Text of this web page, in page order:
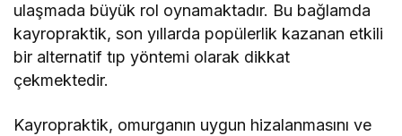
ulaşmada büyük rol oynamaktadır. Bu bağlamda
kayropraktik, son yıllarda popülerlik kazanan etkili
bir alternatif tıp yöntemi olarak dikkat
çekmektedir.
Kayropraktik, omurganın uygun hizalanmasını ve